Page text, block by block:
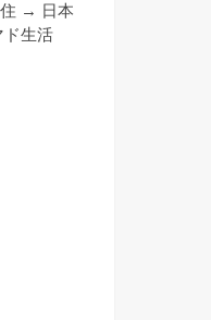
→ 日本
生活